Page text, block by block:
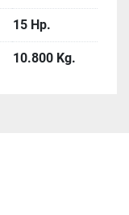
15 Hp.
10.800 Kg.